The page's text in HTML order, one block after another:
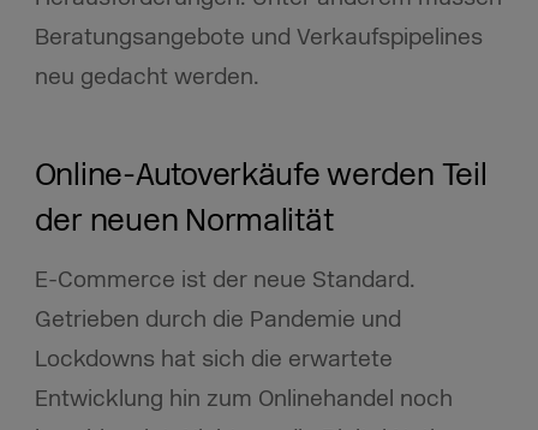
Beratungsangebote und Verkaufspipelines
neu gedacht werden.
Online-Autoverkäufe werden Teil
der neuen Normalität
E-Commerce ist der neue Standard.
Getrieben durch die Pandemie und
Lockdowns hat sich die erwartete
Entwicklung hin zum Onlinehandel noch